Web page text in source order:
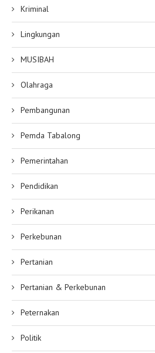
Kriminal
Lingkungan
MUSIBAH
Olahraga
Pembangunan
Pemda Tabalong
Pemerintahan
Pendidikan
Perikanan
Perkebunan
Pertanian
Pertanian & Perkebunan
Peternakan
Politik